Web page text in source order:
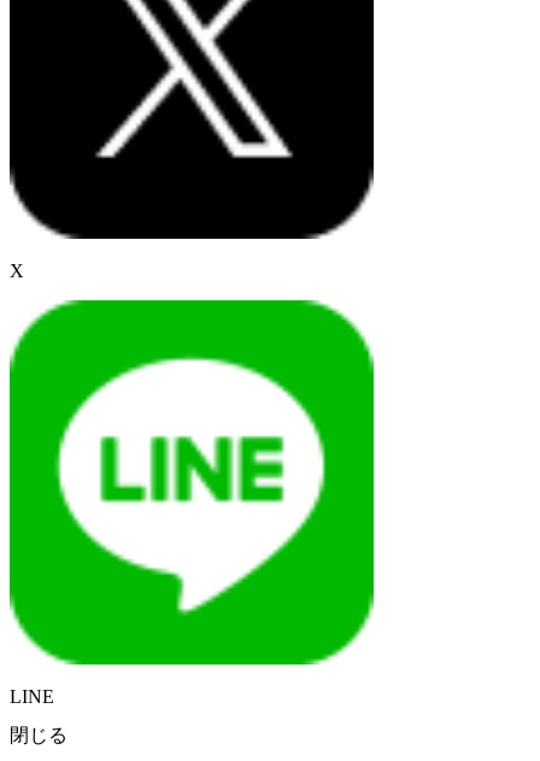
X
LINE
閉じる